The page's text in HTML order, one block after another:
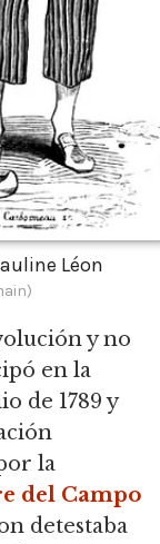
Léon
y no
en la
de 1789 y
la
del Campo
detestaba